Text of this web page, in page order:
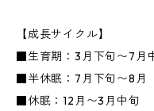
【成長サイクル】
■生育期：3月下旬〜7月
■半休眠：7月下旬〜8月
■休眠：12月〜3月中旬